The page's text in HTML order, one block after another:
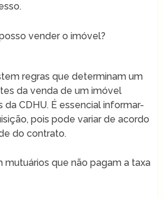
vender o imóvel?
regras que determinam um
da venda de um imóvel
da CDHU. É essencial informar-
pois pode variar de acordo
do contrato.
que não pagam a taxa